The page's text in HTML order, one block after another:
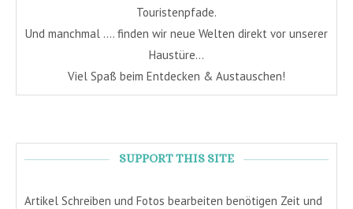
Touristenpfade.
Und manchmal …. finden wir neue Welten direkt vor unserer
Haustüre…
Viel Spaß beim Entdecken & Austauschen!
SUPPORT THIS SITE
Artikel Schreiben und Fotos bearbeiten benötigen Zeit und